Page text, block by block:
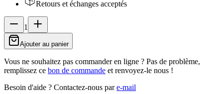
Retours et échanges acceptés
1
Ajouter au panier
Vous ne souhaitez pas commander en ligne ? Pas de problème,
remplissez ce bon de commande et renvoyez-le nous !
Besoin d'aide ? Contactez-nous pare-mail